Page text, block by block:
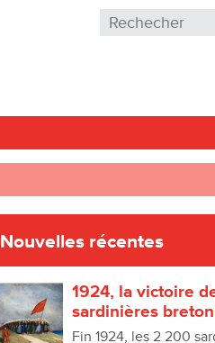
Formulaire de
Rechercher
Nouvelles récentes
1924, la victoire
sardinières
Fin 1924, les 2 200